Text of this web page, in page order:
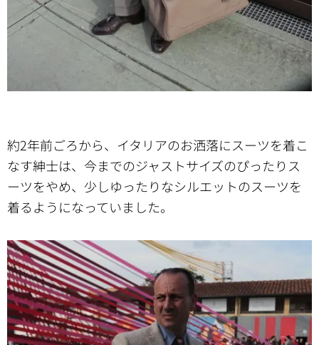
約2年前ごろから、イタリアのお洒落にスーツを着こ
なす紳士は、今までのジャストサイズのぴったりス
ーツをやめ、少しゆったりなシルエットのスーツを
着るようになっていました。